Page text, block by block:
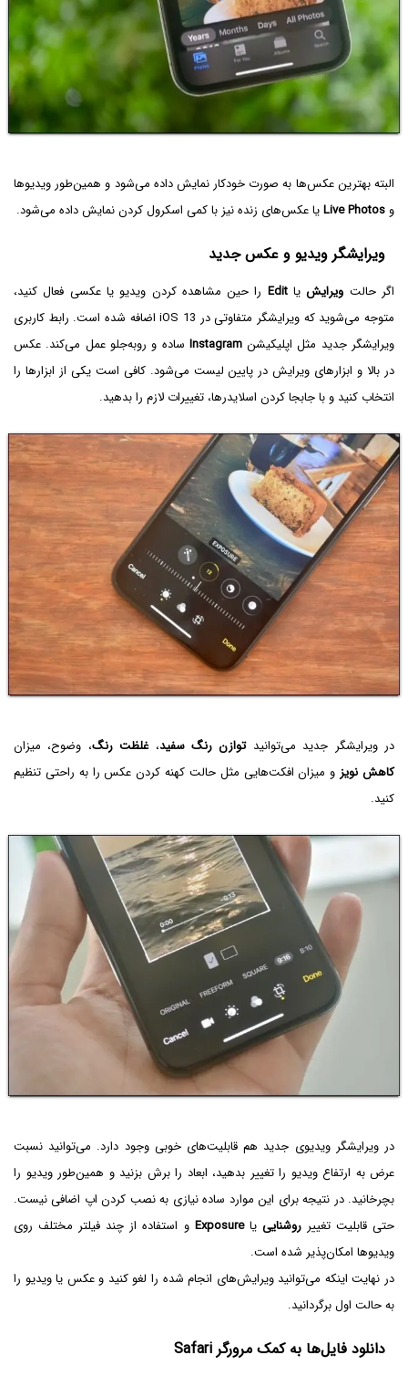
البته بهترین عکس‌ها به صورت خودکار نمایش داده می‌شود و همین‌طور ویدیوها
و Live Photosیا عکس‌های زنده نیز با کمی اسکرول کردن نمایش داده می‌شود.
ویرایشگر ویدیو و عکس جدید
اگر حالت ویرایشیاEdit را حین مشاهده کردن ویدیو یا عکسی فعال کنید،
متوجه می‌شوید که ویرایشگر متفاوتی در iOS 13 اضافه شده است. رابط کاربری
ویرایشگر جدید مثل اپلیکیشنInstagram ساده و روبه‌جلو عمل می‌کند. عکس
در بالا و ابزارهای ویرایش در پایین لیست می‌شود. کافی است یکی از ابزارها را
انتخاب کنید و با جابجا کردن اسلایدرها، تغییرات لازم را بدهید.
در ویرایشگر جدید می‌توانیدتوازن رنگ سفید،غلظت رنگ، وضوح، میزان
کاهش نویز و میزان افکت‌هایی مثل حالت کهنه کردن عکس را به راحتی تنظیم
کنید.
در ویرایشگر ویدیوی جدید هم قابلیت‌های خوبی وجود دارد. می‌توانید نسبت
عرض به ارتفاع ویدیو را تغییر بدهید، ابعاد را برش بزنید و همین‌طور ویدیو را
بچرخانید. در نتیجه برای این موارد ساده نیازی به نصب کردن اپ اضافی نیست.
حتی قابلیت تغییرروشنایی یاExposure و استفاده از چند فیلتر مختلف روی
ویدیوها امکان‌پذیر شده است.
در نهایت اینکه می‌توانید ویرایش‌های انجام شده را لغو کنید و عکس یا ویدیو را
به حالت اول برگردانید.
دانلود فایل‌ها به کمک مرورگر Safari